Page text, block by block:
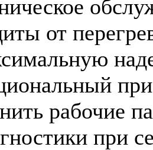
от
рабочие
при